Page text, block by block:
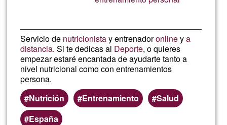
Servicio de nutricionistay entrenadoronlineya
distancia. Si te dedicas al Deporte, o quieres
empezar estaré encantada de ayudarte tanto a
nivel nutricional como con entrenamientos
persona.
Nutrición
Entrenamiento
Salud
España